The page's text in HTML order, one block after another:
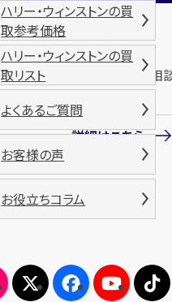
催事買取
査定無料 / 来場無料 / 相
詳細はこちら
ハリー・ウィンストンの買
取参考価格
ハリー・ウィンストンの買
取リスト
よくあるご質問
お客様の声
お役立ちコラム